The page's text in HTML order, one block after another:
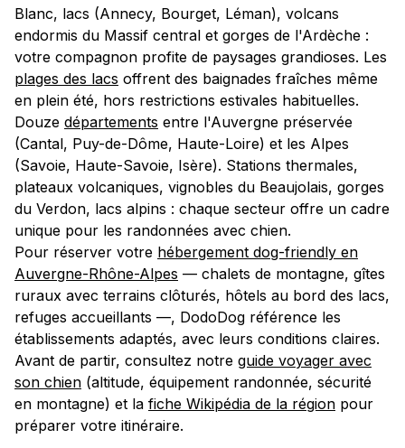
Blanc, lacs (Annecy, Bourget, Léman), volcans
endormis du Massif central et gorges de l'Ardèche :
votre compagnon profite de paysages grandioses. Les
plages des lacs offrent des baignades fraîches même
en plein été, hors restrictions estivales habituelles.
Douze départements entre l'Auvergne préservée
(Cantal, Puy-de-Dôme, Haute-Loire) et les Alpes
(Savoie, Haute-Savoie, Isère). Stations thermales,
plateaux volcaniques, vignobles du Beaujolais, gorges
du Verdon, lacs alpins : chaque secteur offre un cadre
unique pour les randonnées avec chien.
Pour réserver votre hébergement dog-friendly en
Auvergne-Rhône-Alpes — chalets de montagne, gîtes
ruraux avec terrains clôturés, hôtels au bord des lacs,
refuges accueillants —, DodoDog référence les
établissements adaptés, avec leurs conditions claires.
Avant de partir, consultez notre guide voyager avec
son chien (altitude, équipement randonnée, sécurité
en montagne) et la fiche Wikipédia de la région pour
préparer votre itinéraire.